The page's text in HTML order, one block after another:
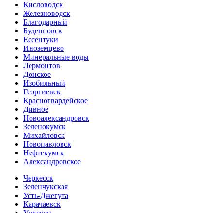
Кисловодск
Железноводск
Благодарный
Буденновск
Ессентуки
Иноземцево
Минеральные воды
Лермонтов
Донское
Изобильный
Георгиевск
Красногвардейское
Дивное
Новоалександровск
Зеленокумск
Михайловск
Новопавловск
Нефтекумск
Александровское
Черкесск
Зеленчукская
Усть-Джегута
Карачаевск